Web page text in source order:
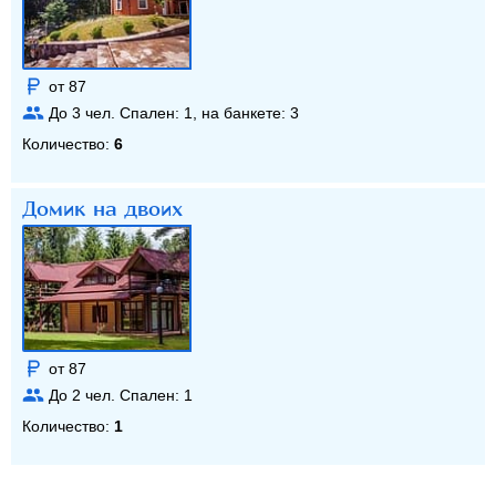
от 87
До 3 чел. Спален: 1 , на банкете: 3
Количество: 6
Домик на двоих
от 87
До 2 чел. Спален: 1
Количество: 1